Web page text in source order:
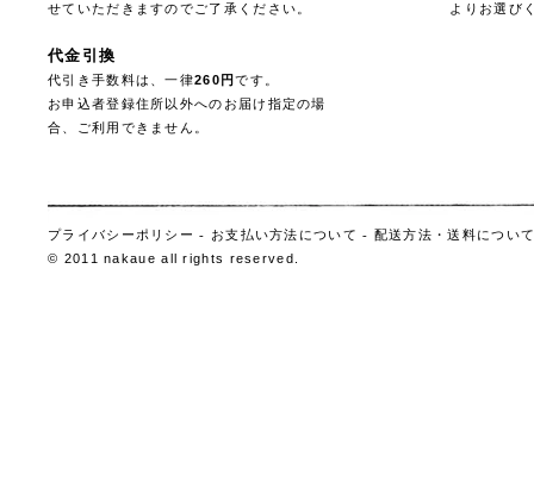
せていただきますのでご了承ください。
代金引換
代引き手数料は、一律260円です。
お申込者登録住所以外へのお届け指定の場
合、ご利用できません。
よりお選び
プライバシーポリシー - お支払い方法について - 配送方法・送料につい
© 2011 nakaue all rights reserved.